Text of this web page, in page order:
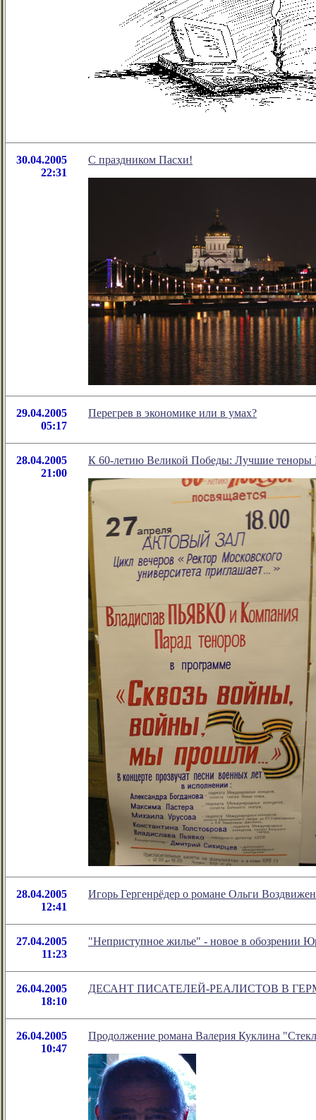
30.04.2005
22:31
С праздником Пасхи!
29.04.2005
05:17
Перегрев в экономике или в умах?
28.04.2005
21:00
К 60-летию Великой Победы: Лучшие теноры
28.04.2005
12:41
Игорь Гергенрёдер o романе Ольги
27.04.2005
11:23
"Неприступное жилье" - новое в обозрении
26.04.2005
18:10
ДЕСАНТ ПИСАТЕЛЕЙ-РЕАЛИСТОВ В
26.04.2005
10:47
Продолжение романа Валерия Куклина